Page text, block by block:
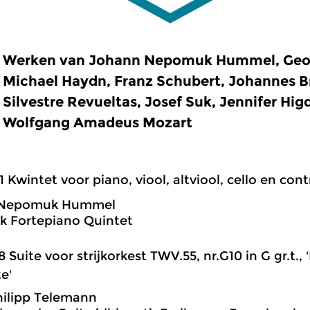
Werken van Johann Nepomuk Hummel,
Michael Haydn, Franz Schubert, Johannes
Silvestre Revueltas, Josef Suk, Jennifer
Wolfgang Amadeus Mozart
Kwintet voor piano, viool, altviool, cello en
Hummel
Fortepiano Quintet
Suite voor strijkorkest TWV.55, nr.G10 in G
Telemann